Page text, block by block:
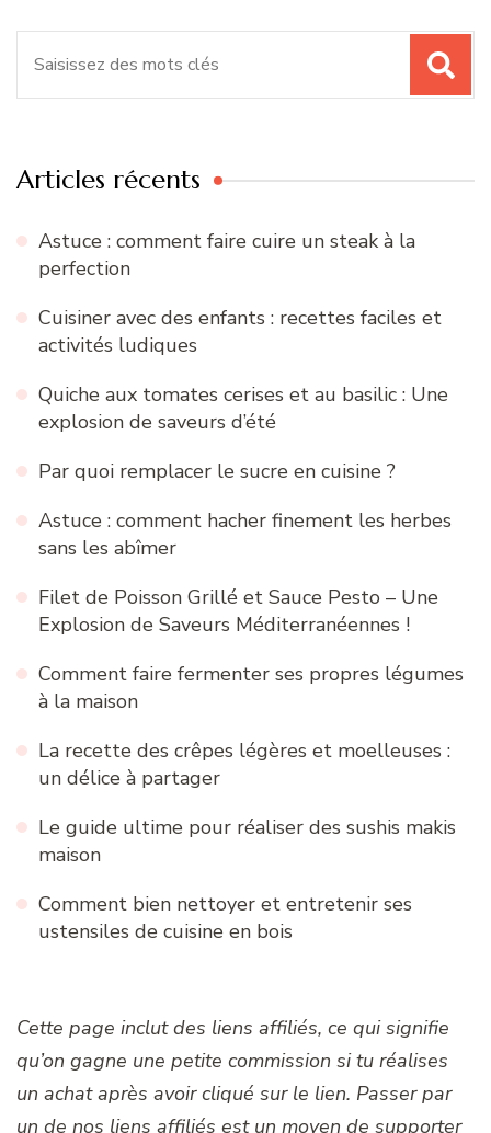
Articles récents
Astuce : comment faire cuire un steak à la
perfection
Cuisiner avec des enfants : recettes faciles et
activités ludiques
Quiche aux tomates cerises et au basilic : Une
explosion de saveurs d’été
Par quoi remplacer le sucre en cuisine ?
Astuce : comment hacher finement les herbes
sans les abîmer
Filet de Poisson Grillé et Sauce Pesto – Une
Explosion de Saveurs Méditerranéennes !
Comment faire fermenter ses propres légumes
à la maison
La recette des crêpes légères et moelleuses :
un délice à partager
Le guide ultime pour réaliser des sushis makis
maison
Comment bien nettoyer et entretenir ses
ustensiles de cuisine en bois
Cette page inclut des liens affiliés, ce qui signifie
qu’on gagne une petite commission si tu réalises
un achat après avoir cliqué sur le lien. Passer par
un de nos liens affiliés est un moyen de supporter